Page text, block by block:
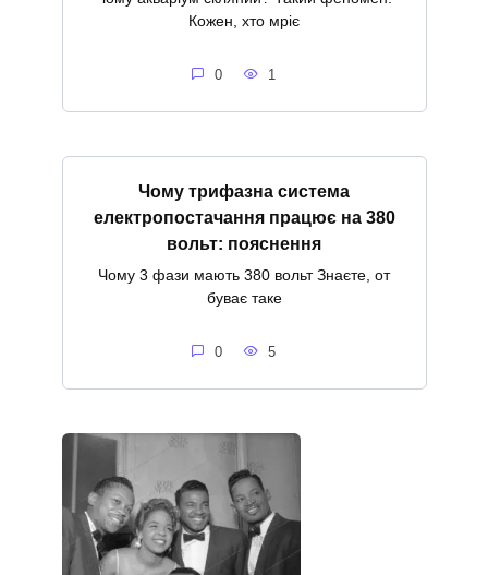
Кожен, хто мріє
0 1
Чому трифазна система
електропостачання працює на 380
вольт: пояснення
Чому 3 фази мають 380 вольт Знаєте, от
буває таке
0 5